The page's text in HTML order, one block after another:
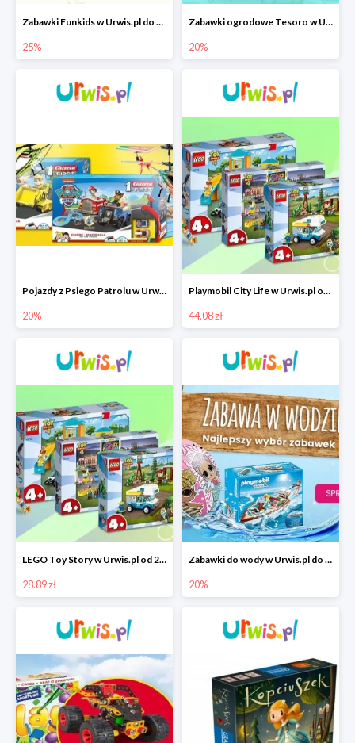
Zabawki Funkids w Urwis.pl do -25%
25%
Zabawki ogrodowe Tesoro w Urwis.pl do -20%
20%
Pojazdy z Psiego Patrolu w Urwis.pl do -20%
20%
Playmobil City Life w Urwis.pl od 44,08 zł
44.08 zł
LEGO Toy Story w Urwis.pl od 28,89 zł
28.89 zł
Zabawki do wody w Urwis.pl do -20%
20%